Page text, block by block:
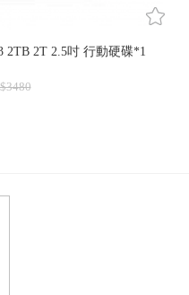
󰄔
2TB 2T 2.5吋 行動硬碟*1
$3480